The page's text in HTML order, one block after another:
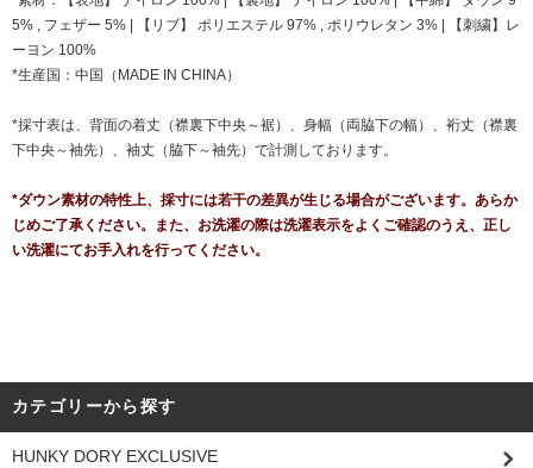
5% , フェザー 5% | 【リブ】 ポリエステル 97% , ポリウレタン 3% | 【刺繍】レ
ーヨン 100%
*生産国：中国（MADE IN CHINA）
*採寸表は、背面の着丈（襟裏下中央～裾）、身幅（両脇下の幅）、裄丈（襟裏
下中央～袖先）、袖丈（脇下～袖先）で計測しております。
*ダウン素材の特性上、採寸には若干の差異が生じる場合がございます。あらか
じめご了承ください。また、お洗濯の際は洗濯表示をよくご確認のうえ、正し
い洗濯にてお手入れを行ってください。
カテゴリーから探す
HUNKY DORY EXCLUSIVE